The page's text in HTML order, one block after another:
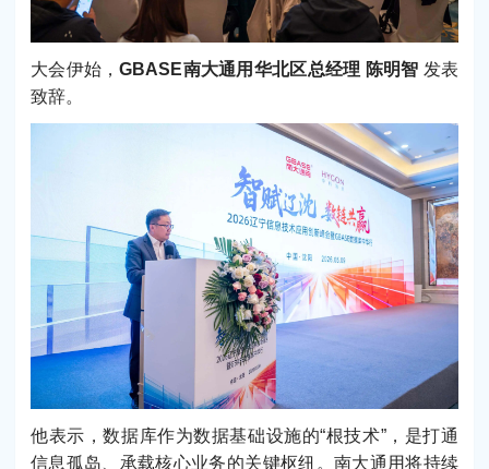
大会伊始，GBASE南大通用华北区总经理 陈明智 发表
致辞。
他表示，数据库作为数据基础设施的“根技术”，是打通
信息孤岛、承载核心业务的关键枢纽。南大通用将持续